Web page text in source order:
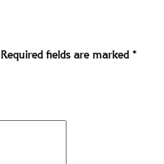
Required fields are marked*